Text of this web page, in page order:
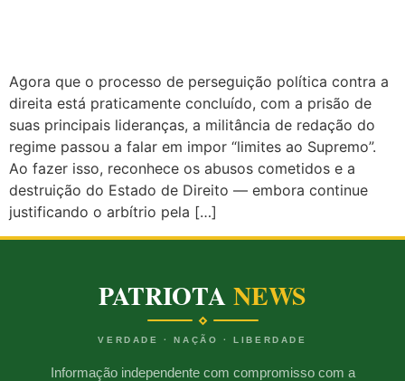
Agora que o processo de perseguição política contra a
direita está praticamente concluído, com a prisão de
suas principais lideranças, a militância de redação do
regime passou a falar em impor “limites ao Supremo”.
Ao fazer isso, reconhece os abusos cometidos e a
destruição do Estado de Direito — embora continue
justificando o arbítrio pela […]
PATRIOTANEWS
VERDADE · NAÇÃO · LIBERDADE
Informação independente com compromisso com a